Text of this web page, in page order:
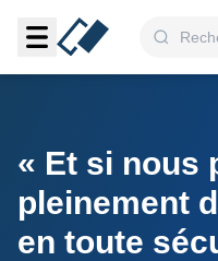
« Et si nous
pleinement
en toute